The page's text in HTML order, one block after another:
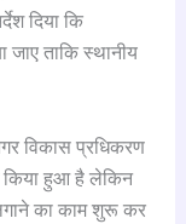
दिया कि
जाए ताकि स्थानीय
विकास प्रधिकरण
किया हुआ है लेकिन
का काम शुरू कर